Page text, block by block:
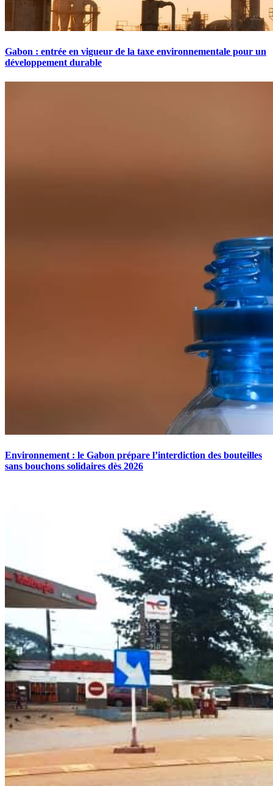
Gabon : entrée en vigueur de la taxe environnementale pour un
développement durable
Environnement : le Gabon prépare l’interdiction des bouteilles
sans bouchons solidaires dès 2026